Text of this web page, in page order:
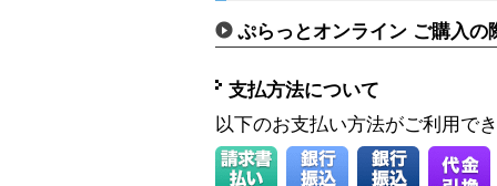
ぷらっとオンライン ご購入の
支払方法について
以下のお支払い方法がご利用で